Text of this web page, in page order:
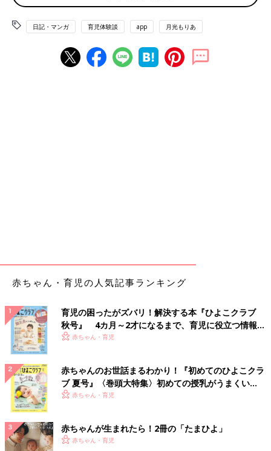
日記・マンガ 育児体験談 app 月光もりあ
赤ちゃん・育児の人気記事ランキング
育児の困ったがズバリ！解決する本『ひよこクラブ
秋号』 4カ月～2才になるまで、育児に役立つ情報が
いっぱい！
赤ちゃん・育児
赤ちゃんのお世話まるわかり！『初めてのひよこクラ
ブ 夏号』〈巻頭大特集〉初めての授乳がうまくい
く！ おっぱい・ミルクの基本と夏のトラブル 解決テ
赤ちゃん・育児
赤ちゃんが生まれたら！2冊の「たまひよ」
赤ちゃん・育児